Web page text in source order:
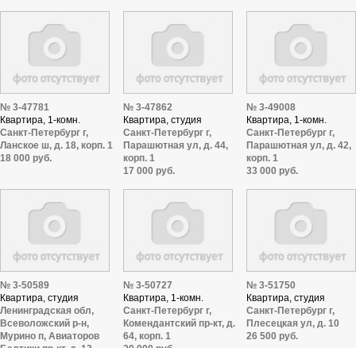
№ 3-47781
Квартира, 1-комн.
Санкт-Петербург г,
Ланское ш, д. 18, корп. 1
18 000 руб.
№ 3-47862
Квартира, студия
Санкт-Петербург г,
Парашютная ул, д. 44,
корп. 1
17 000 руб.
№ 3-49008
Квартира, 1-комн.
Санкт-Петербург г,
Парашютная ул, д. 42,
корп. 1
33 000 руб.
№ 3-50589
Квартира, студия
Ленинградская обл,
Всеволожский р-н,
Мурино п, Авиаторов
№ 3-50727
Квартира, 1-комн.
Санкт-Петербург г,
Комендантский пр-кт, д.
64, корп. 1
№ 3-51750
Квартира, студия
Санкт-Петербург г,
Плесецкая ул, д. 10
26 500 руб.